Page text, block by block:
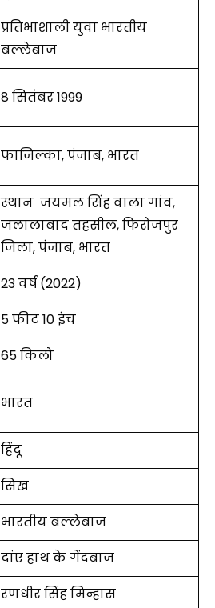
प्रतिभाशाली युवा भारतीय
बल्लेबाज
8 सितंबर 1999
फाजिल्का, पंजाब, भारत
स्थान जयमल सिंह वाला गांव,
जलालाबाद तहसील, फिरोजपुर
जिला, पंजाब, भारत
23 वर्ष (2022)
5 फीट 10 इंच
65 किलो
भारत
हिंदू
सिख
भारतीय बल्लेबाज
दांए हाथ के गेंदबाज
रणधीर सिंह मिन्हास